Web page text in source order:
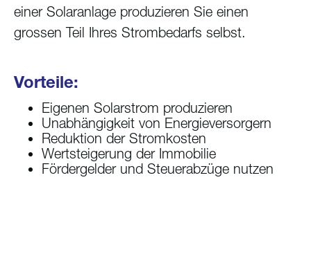
einer Solaranlage produzieren Sie einen
grossen Teil Ihres Strombedarfs selbst.
Vorteile:
Eigenen Solarstrom produzieren
Unabhängigkeit von Energieversorgern
Reduktion der Stromkosten
Wertsteigerung der Immobilie
Fördergelder und Steuerabzüge nutzen